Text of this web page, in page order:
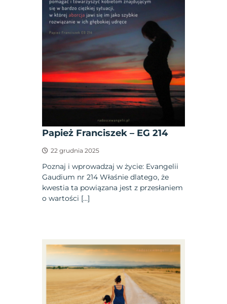
Papież Franciszek – EG 214
22 grudnia 2025
Poznaj i wprowadzaj w życie: Evangelii
Gaudium nr 214 Właśnie dlatego, że
kwestia ta powiązana jest z przesłaniem
o wartości […]